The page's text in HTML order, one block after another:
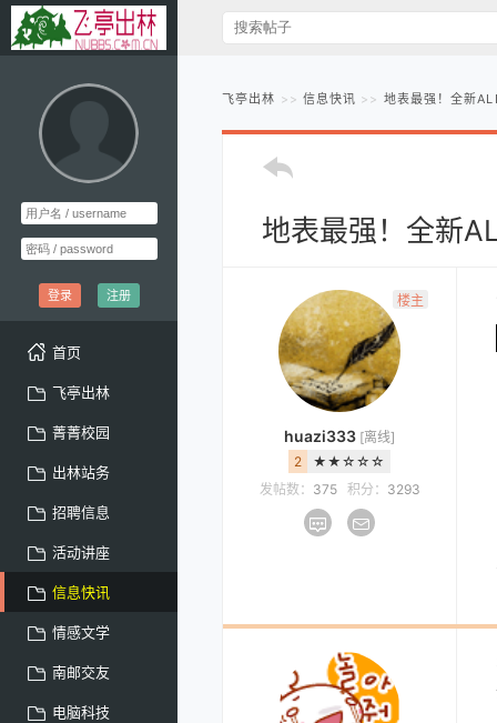
登录 注册
首页
飞亭出林
菁菁校园
出林站务
招聘信息
活动讲座
信息快讯
情感文学
南邮交友
电脑科技
飞亭出林 信息快讯 地表最强！全新
地表最强！全新
楼主
huazi333 [离线]
2
★★☆☆☆
发帖数： 375 积分： 3293